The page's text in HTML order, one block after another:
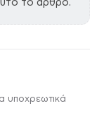
υποχρεωτικά